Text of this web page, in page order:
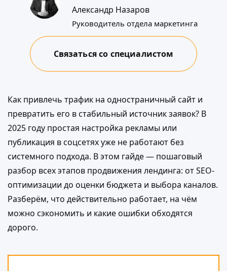
Александр Назаров
Руководитель отдела маркетинга
Связаться со специалистом
Как привлечь трафик на одностраничный сайт и
превратить его в стабильный источник заявок? В
2025 году простая настройка рекламы или
публикация в соцсетях уже не работают без
системного подхода. В этом гайде — пошаговый
разбор всех этапов продвижения лендинга: от SEO-
оптимизации до оценки бюджета и выбора каналов.
Разберём, что действительно работает, на чём
можно сэкономить и какие ошибки обходятся
дорого.